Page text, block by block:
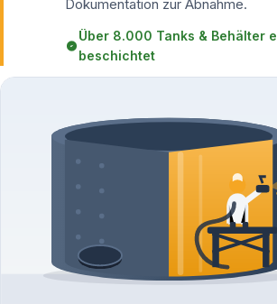
Dokumentation zur Abnahme.
Über 8.000 Tanks & Behälter
beschichtet